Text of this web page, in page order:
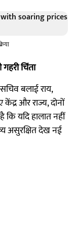
चिंता
बलाई राय,
और राज्य, दोनों
यदि हालात नहीं
असुरक्षित देख नई